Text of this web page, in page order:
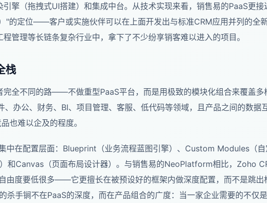
擎（拖拽式UI搭建）和集成中台。从技术实现来看，销售易的PaaS更接
"的定位——客户或实施伙伴可以在上面开发出与标准CRM应用并列的全
管理等长链条复杂行业中，拿下了不少纷享销客难以进入的项目。
栈
完全不同的路——不做重型PaaS平台，而是用极致的模块化组合来覆盖多
办公、财务、BI、项目管理、客服、低代码等领域，且产品之间的数据
也难以企及的程度。
中在配置层面：Blueprint（业务流程蓝图引擎）、Custom Modules（自
和Canvas（页面布局设计器）。与销售易的NeoPlatform相比，Zoho
由度要低很多——它更擅长在被预设好的框架内做深度配置，而不是跳出
杀手锏不在PaaS的深度，而在产品组合的广度：当一家企业需要的不仅